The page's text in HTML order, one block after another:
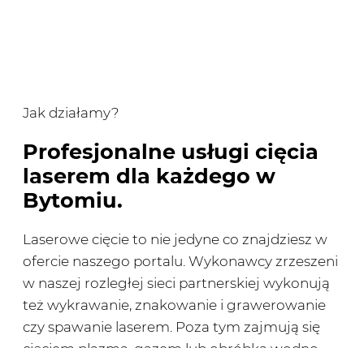
Jak działamy?
Profesjonalne usługi cięcia
laserem dla każdego w
Bytomiu.
Laserowe cięcie to nie jedyne co znajdziesz w
ofercie naszego portalu. Wykonawcy zrzeszeni
w naszej rozległej sieci partnerskiej wykonują
też wykrawanie, znakowanie i grawerowanie
czy spawanie laserem. Poza tym zajmują się